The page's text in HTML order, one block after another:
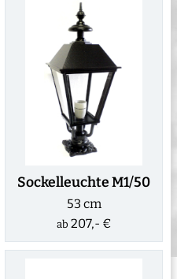
Sockelleuchte M1/50
53 cm
ab 207,- €